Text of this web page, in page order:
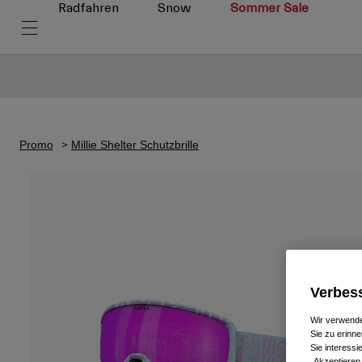
Radfahren Snow Sommer Sale
Promo Millie Shelter Schutzbrille
Wir
Sie zu
Sie